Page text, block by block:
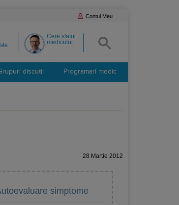
Contul Meu
Cere sfatul
medicului
discutii Programari medic
28 Martie 2012
simptome